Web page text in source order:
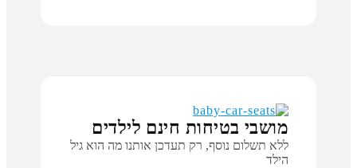
מושבי בטיחות חינם לילדים
ללא תשלום נוסף, רק תעדכן אותנו מה הוא גיל
הילד